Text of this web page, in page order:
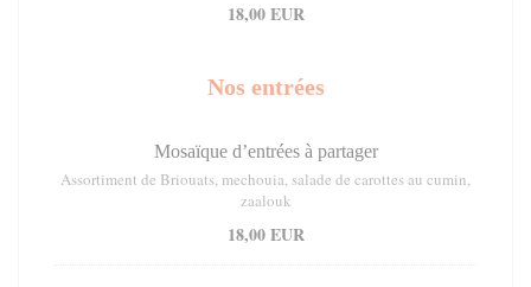
18,00 EUR
Nos entrées
Mosaïque d’entrées à partager
Assortiment de Briouats, mechouia, salade de carottes au cumin,
zaalouk
18,00 EUR